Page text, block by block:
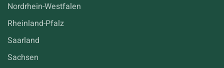
Nordrhein-Westfalen
Rheinland-Pfalz
Saarland
Sachsen